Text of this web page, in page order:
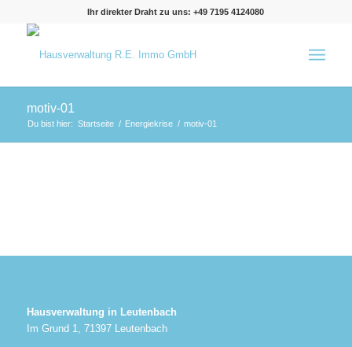
Ihr direkter Draht zu uns: +49 7195 4124080
motiv-01
Du bist hier: Startseite / Energiekrise / motiv-01
Hausverwaltung in Leutenbach
Im Grund 1, 71397 Leutenbach